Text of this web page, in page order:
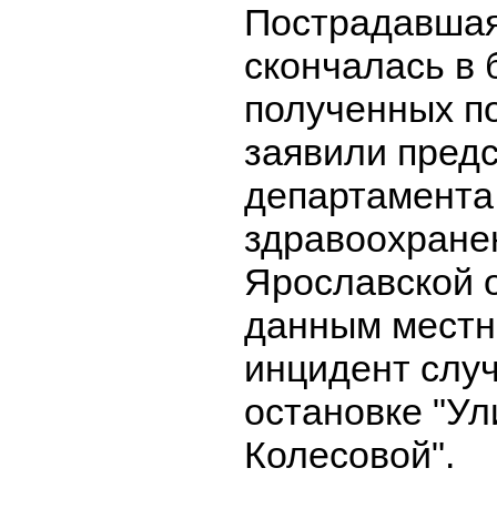
скончалась в
полученных
заявили
департамента
Ярославской
данным
инцидент
остановке
Колесовой".